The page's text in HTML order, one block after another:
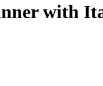
with